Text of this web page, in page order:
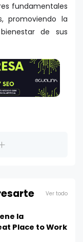
fundamentales
promoviendo la
de sus
Ver todo
la
Place to Work